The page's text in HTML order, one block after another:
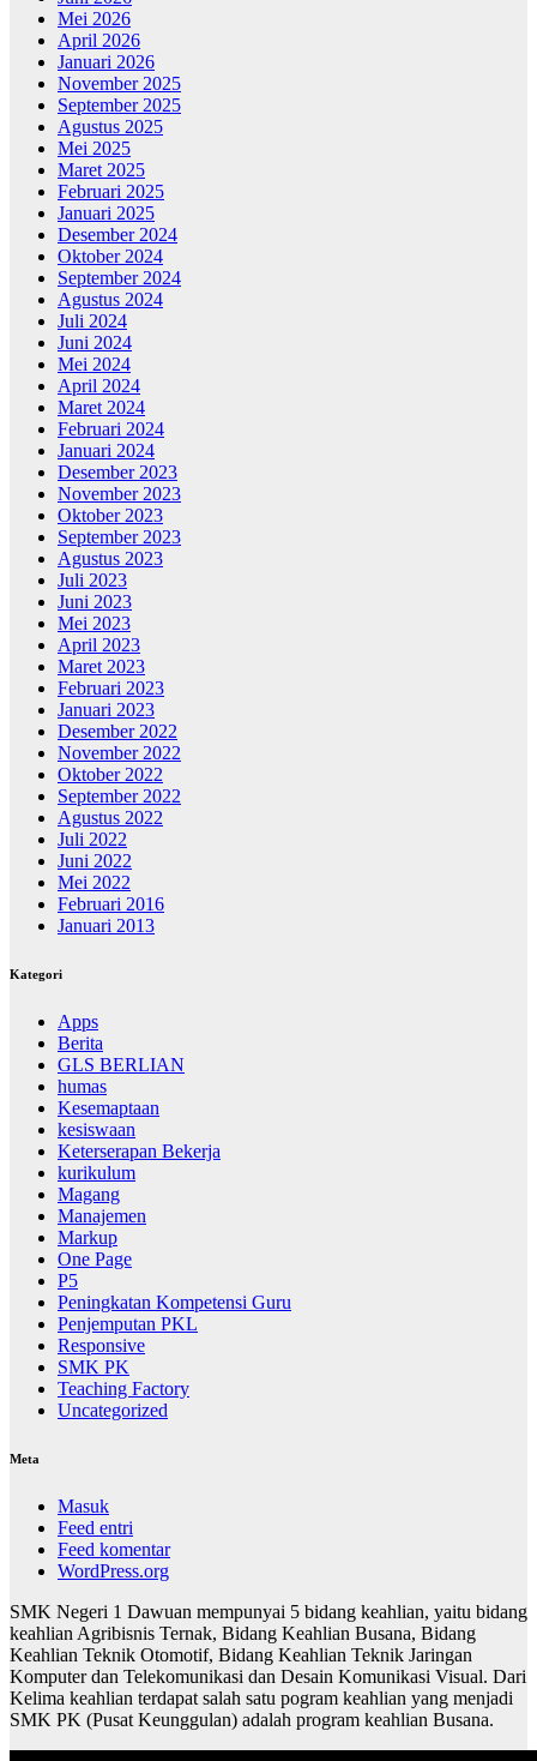
Mei 2026
April 2026
Januari 2026
November 2025
September 2025
Agustus 2025
Mei 2025
Maret 2025
Februari 2025
Januari 2025
Desember 2024
Oktober 2024
September 2024
Agustus 2024
Juli 2024
Juni 2024
Mei 2024
April 2024
Maret 2024
Februari 2024
Januari 2024
Desember 2023
November 2023
Oktober 2023
September 2023
Agustus 2023
Juli 2023
Juni 2023
Mei 2023
April 2023
Maret 2023
Februari 2023
Januari 2023
Desember 2022
November 2022
Oktober 2022
September 2022
Agustus 2022
Juli 2022
Juni 2022
Mei 2022
Februari 2016
Januari 2013
Kategori
Apps
Berita
GLS BERLIAN
humas
Kesemaptaan
kesiswaan
Keterserapan Bekerja
kurikulum
Magang
Manajemen
Markup
One Page
P5
Peningkatan Kompetensi Guru
Penjemputan PKL
Responsive
SMK PK
Teaching Factory
Uncategorized
Meta
Masuk
Feed entri
Feed komentar
WordPress.org
SMK Negeri 1 Dawuan mempunyai 5 bidang keahlian, yaitu bidang
keahlian Agribisnis Ternak, Bidang Keahlian Busana, Bidang
Keahlian Teknik Otomotif, Bidang Keahlian Teknik Jaringan
Komputer dan Telekomunikasi dan Desain Komunikasi Visual. Dari
Kelima keahlian terdapat salah satu pogram keahlian yang menjadi
SMK PK (Pusat Keunggulan) adalah program keahlian Busana.